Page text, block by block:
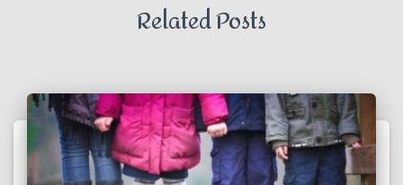
Related Posts